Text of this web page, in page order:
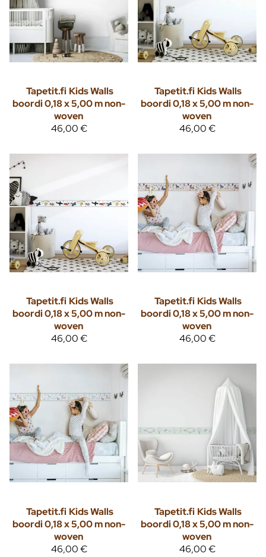
Tapetit.fi Kids Walls
boordi 0,18 x 5,00 m non-
woven
46,00 €
Tapetit.fi Kids Walls
boordi 0,18 x 5,00 m non-
woven
46,00 €
Tapetit.fi Kids Walls
boordi 0,18 x 5,00 m non-
woven
46,00 €
Tapetit.fi Kids Walls
boordi 0,18 x 5,00 m non-
woven
46,00 €
Tapetit.fi Kids Walls
boordi 0,18 x 5,00 m non-
woven
46,00 €
Tapetit.fi Kids Walls
boordi 0,18 x 5,00 m non-
woven
46,00 €